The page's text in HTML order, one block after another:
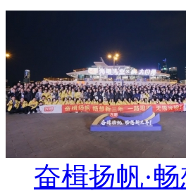
奋楫扬帆·